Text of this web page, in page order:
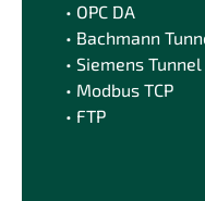
• OPC DA
• Bachmann
• Siemens Tunnel
• Modbus TCP
• FTP